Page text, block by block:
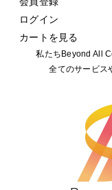
ログイン
カートを見る
私たちBeyond All
全てのサービス